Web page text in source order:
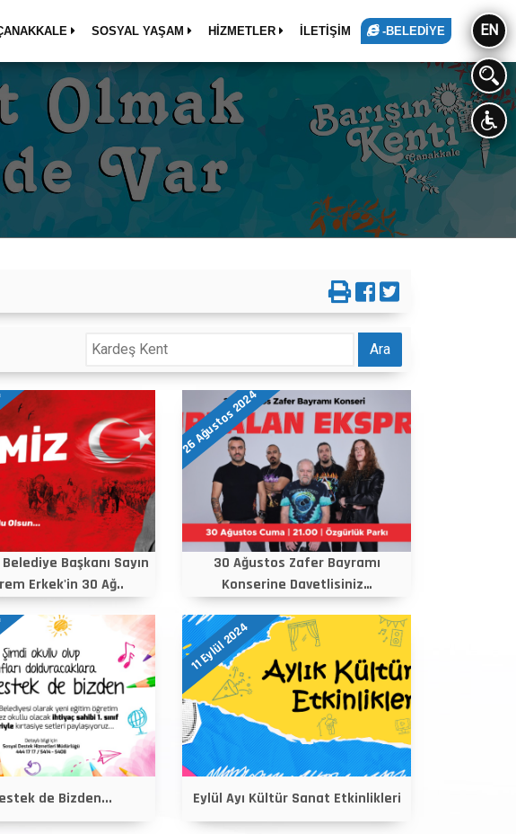
SOSYAL YAŞAM HİZMETLER İLETİŞİM -BELEDİYE EN
Ara
Başkanı Sayın
Erkek'in 30 Ağ..
26 Ağustos 2024
30 Ağustos Zafer Bayramı
Konserine Davetlisiniz…
de Bizden...
11 Eylül 2024
Eylül Ayı Kültür Sanat Etkinlikleri